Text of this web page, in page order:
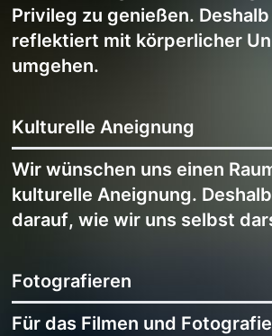
Privileg zu genießen.
reflektiert mit körperlicher
umgehen.
Kulturelle Aneignung
Wir wünschen uns einen
kulturelle Aneignung.
darauf, wie wir uns selbst
Fotografieren
Für das Filmen und